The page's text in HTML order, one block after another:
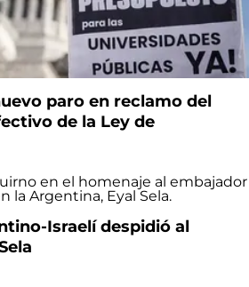
paro en reclamo del
de la Ley de
Israelí despidió al